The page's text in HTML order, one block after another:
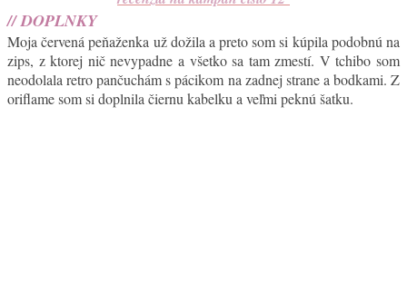
// DOPLNKY
Moja červená peňaženka už dožila a preto som si kúpila podobnú na
zips, z ktorej nič nevypadne a všetko sa tam zmestí. V tchibo som
neodolala retro pančuchám s pácikom na zadnej strane a bodkami. Z
oriflame som si doplnila čiernu kabelku a veľmi peknú šatku.